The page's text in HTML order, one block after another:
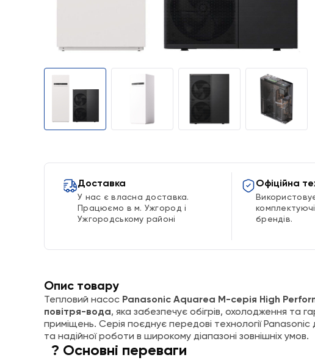
Доставка
У нас є власна доставка.
Працюємо в м. Ужгород і
Ужгородському районі
Офіційна
брендів.
Опис товару
Тепловий насос Panasonic Aquarea M-серія High
повітря-вода, яка забезпечує обігрів, охолодження та
приміщень. Серія поєднує передові технології Panasonic
та надійної роботи в широкому діапазоні зовнішніх умов.
? Основні переваги